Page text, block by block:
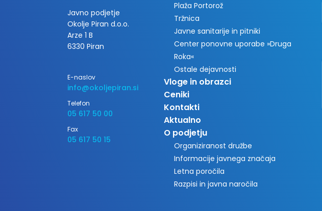
Javno podjetje
Okolje Piran d.o.o.
Arze 1 B
6330 Piran
E-naslov
info@okoljepiran.si
Telefon
05 617 50 00
Fax
05 617 50 15
Plaža Portorož
Tržnica
Javne sanitarije in pitniki
Center ponovne uporabe »Druga
Roka«
Ostale dejavnosti
Vloge in obrazci
Ceniki
Kontakti
Aktualno
O podjetju
Organiziranost družbe
Informacije javnega značaja
Letna poročila
Razpisi in javna naročila